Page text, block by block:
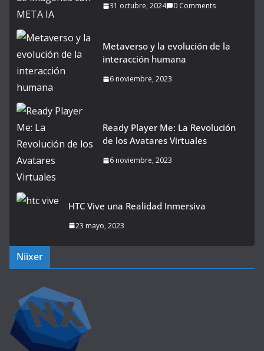
31 octubre, 2024 0 Comments
Metaverso y la evolución de la
interacción humana
6 noviembre, 2023
Ready Player Me: La Revolución
de los Avatares Virtuales
6 noviembre, 2023
HTC Vive una Realidad Inmersiva
23 mayo, 2023
Niixer